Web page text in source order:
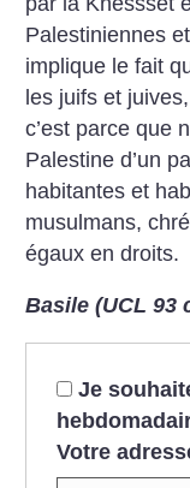
Palestiniennes
implique le fait
les juifs et
c’est parce que
Palestine d’un
habitantes et
musulmans,
égaux en droits.
Basile (UCL 93
Je
Votre